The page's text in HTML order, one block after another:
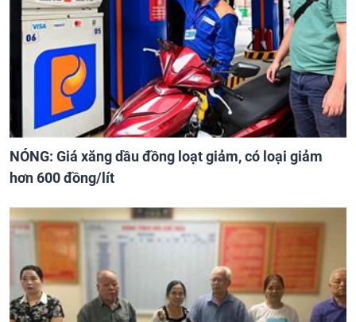
NÓNG: Giá xăng dầu đồng loạt giảm, có loại giảm
hơn 600 đồng/lít